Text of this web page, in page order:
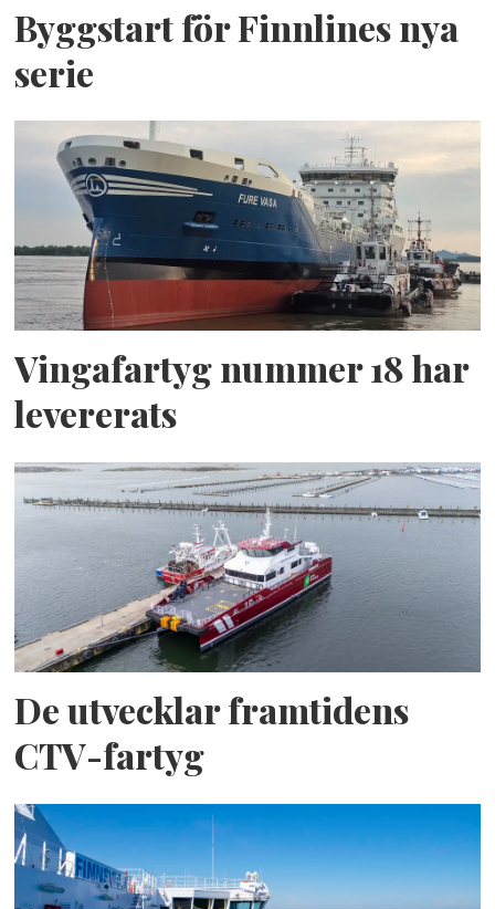
Byggstart för Finnlines nya
serie
Vingafartyg nummer 18 har
levererats
De utvecklar framtidens
CTV-fartyg